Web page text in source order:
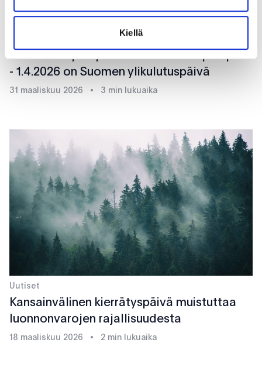
Kiellä
Vaikka on aprillipäivä tämä ei ole aprillipila
- 1.4.2026 on Suomen ylikulutuspäivä
31 maaliskuu 2026 • 3 min lukuaika
Uutiset
Kansainvälinen kierrätyspäivä muistuttaa
luonnonvarojen rajallisuudesta
18 maaliskuu 2026 • 2 min lukuaika